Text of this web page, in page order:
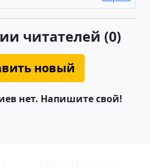
читателей (0)
новый
нет. Напишите свой!